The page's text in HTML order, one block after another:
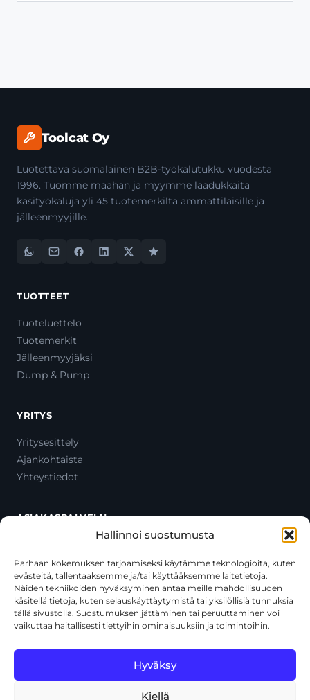
Hallinnoi suostumusta
Parhaan kokemuksen tarjoamiseksi käytämme teknologioita, kuten
evästeitä, tallentaaksemme ja/tai käyttääksemme laitetietoja.
Näiden tekniikoiden hyväksyminen antaa meille mahdollisuuden
käsitellä tietoja, kuten selauskäyttäytymistä tai yksilöllisiä tunnuksia
tällä sivustolla. Suostumuksen jättäminen tai peruuttaminen voi
vaikuttaa haitallisesti tiettyihin ominaisuuksiin ja toimintoihin.
Hyväksy
Kiellä
Toolcat Oy
Luotettava suomalainen B2B-työkalutukku vuodesta
1996. Tuomme maahan ja myymme laadukkaita
käsityökaluja yli 45 tuotemerkiltä ammattilaisille ja
jälleenmyyjille.
TUOTTEET
Tuoteluettelo
Tuotemerkit
Jälleenmyyjäksi
Dump & Pump
YRITYS
Yritysesittely
Ajankohtaista
Yhteystiedot
ASIAKASPALVELU
Oma tili
Maksutavat
Toimitustavat
Usein kysytyt kysymykset
+358 44 270 3795
asiakaspalvelu@toolcat.fi